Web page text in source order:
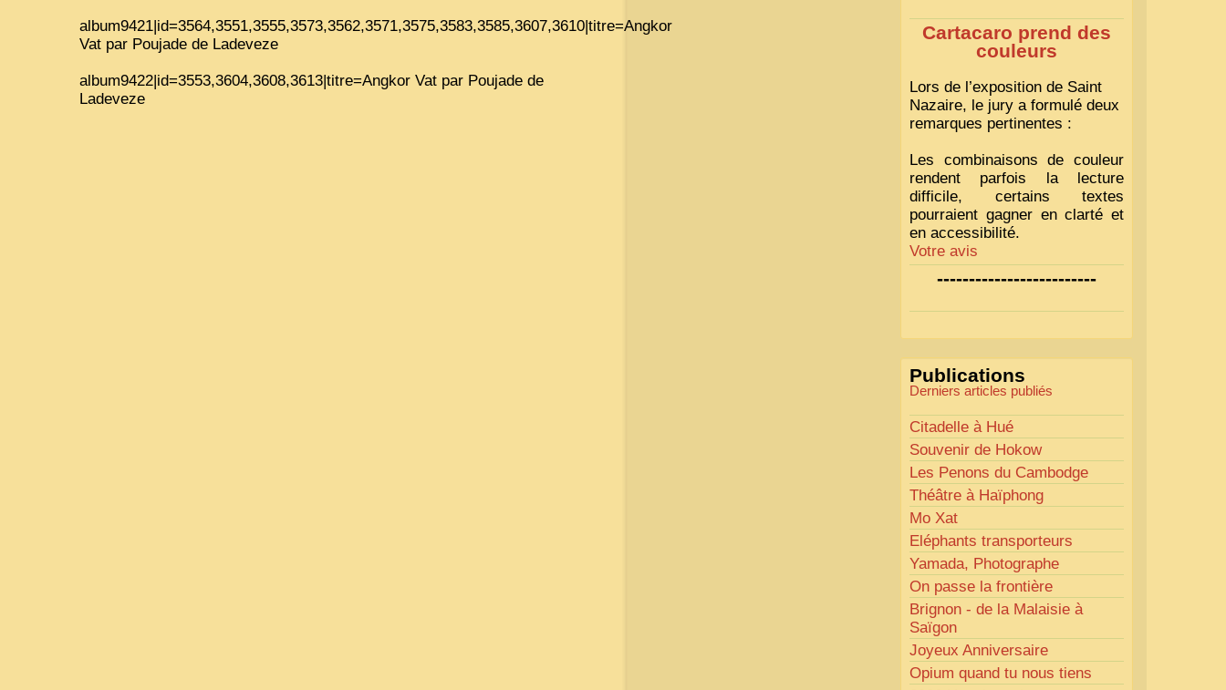
album9421|id=3564,3551,3555,3573,3562,3571,3575,3583,3585,3607,3610|titre=Angkor
Vat par Poujade de Ladeveze
album9422|id=3553,3604,3608,3613|titre=Angkor Vat par Poujade de
Ladeveze
Cartacaro prend des
couleurs
Lors de l’exposition de Saint
Nazaire, le jury a formulé deux
remarques pertinentes :
Les combinaisons de couleur
rendent parfois la lecture
difficile, certains textes
pourraient gagner en clarté et
en accessibilité.
Votre avis
Actions mises en place :
couleurs pour améliorer la
lisibilité. Votre avis nous
intéresse !
Pour les textes, nous allons les
retravailler afin de les rendre
plus fluides et précis.
« Comme tout bon
collectionneur le sait, la
perfection est un idéal… mais
nous y travaillons ! »
-------------------------
Publications
Derniers articles publiés
Citadelle à Hué
Souvenir de Hokow
Les Penons du Cambodge
Théâtre à Haïphong
Mo Xat
Eléphants transporteurs
Yamada, Photographe
On passe la frontière
Brignon - de la Malaisie à
Saïgon
Joyeux Anniversaire
Opium quand tu nous tiens